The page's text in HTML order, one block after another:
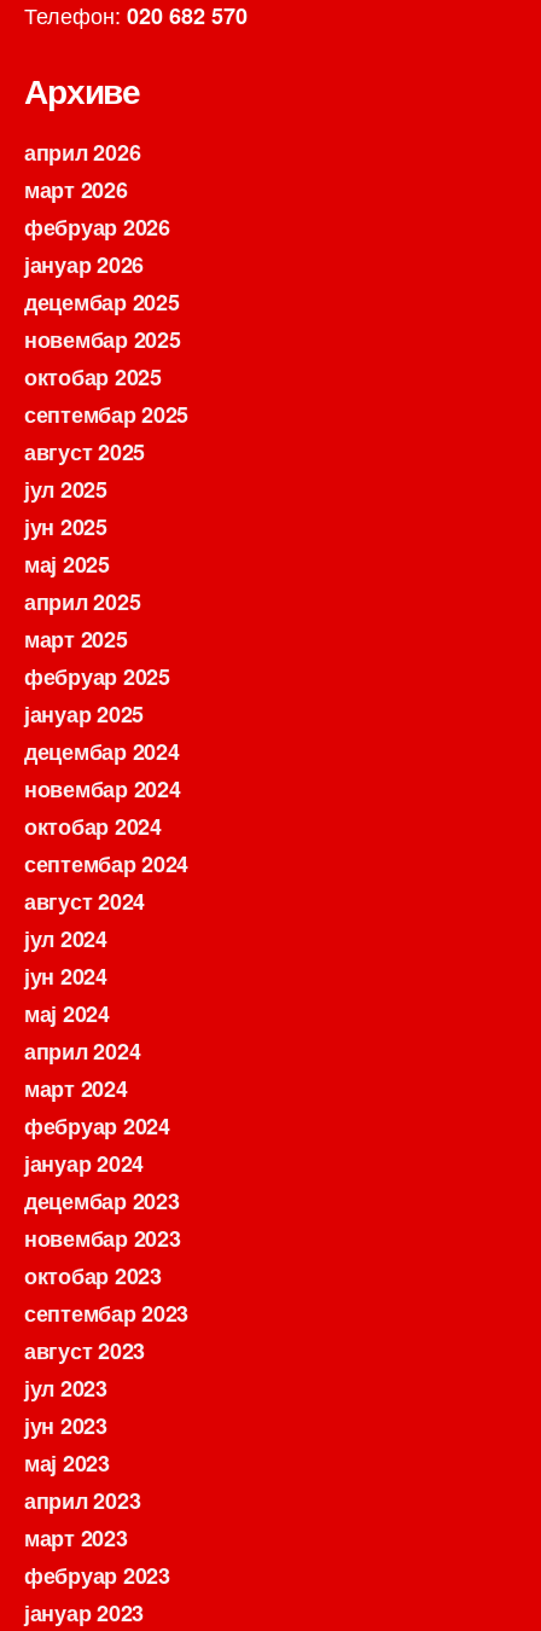
Телефон: 020 682 570
Архиве
април 2026
март 2026
фебруар 2026
јануар 2026
децембар 2025
новембар 2025
октобар 2025
септембар 2025
август 2025
јул 2025
јун 2025
мај 2025
април 2025
март 2025
фебруар 2025
јануар 2025
децембар 2024
новембар 2024
октобар 2024
септембар 2024
август 2024
јул 2024
јун 2024
мај 2024
април 2024
март 2024
фебруар 2024
јануар 2024
децембар 2023
новембар 2023
октобар 2023
септембар 2023
август 2023
јул 2023
јун 2023
мај 2023
април 2023
март 2023
фебруар 2023
јануар 2023